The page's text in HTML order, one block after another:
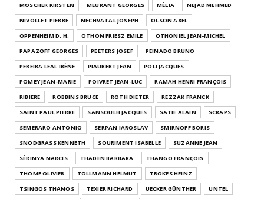
MOSCHER KIRSTEN MEURANT GEORGES MÉLIA
NEJAD MEHMED
NIVOLLET PIERRE
NECHVATAL JOSEPH
OLSON AXEL
OPPENHEIM D. H.
OTHON FRIESZ EMILE
OTHONIEL JEAN-MICHEL
PAPAZOFF GEORGES
PEETERS JOSEF
PEINADO BRUNO
PEREIRA LEAL IRÈNE
PIAUBERT JEAN
POLI JACQUES
POMEY JEAN-MARIE
POIVRET JEAN-LUC
RAMAH HENRI FRANÇOIS
RIBIERE
ROBBINS BRUCE ROTH DIETER
REZZAK FRANCK
SAINT PAUL PIERRE
SANSOULH JACQUES SATIE ALAIN
SCRAPS
SEMERARO ANTONIO
SERPAN IAROSLAV
SMIRNOFF BORIS
SNODGRASS KENNETH
SOURIMENT ISABELLE
SUZANNE JEAN
SÉRINYA NARCIS
THADEN BARBARA
THANGO FRANÇOIS
THOME OLIVIER
TOLLMANN HELMUT
TRÖKES HEINZ
TSINGOS THANOS
TEXIER RICHARD UECKER GÜNTHER
UNTEL